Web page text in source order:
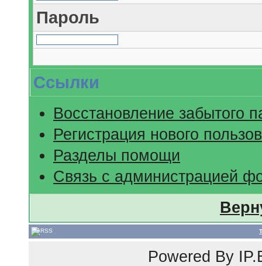
Пароль
Ссылки
Восстановление забытого
Регистрация нового
Разделы помощи
Связь с администрацией
Powered By